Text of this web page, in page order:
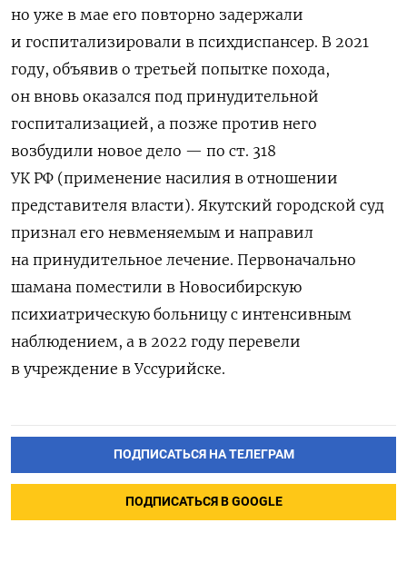
но уже в мае его повторно задержали
и госпитализировали в психдиспансер. В 2021
году, объявив о третьей попытке похода,
он вновь оказался под принудительной
госпитализацией, а позже против него
возбудили новое дело — по ст. 318
УК РФ (применение насилия в отношении
представителя власти). Якутский городской суд
признал его невменяемым и направил
на принудительное лечение. Первоначально
шамана поместили в Новосибирскую
психиатрическую больницу с интенсивным
наблюдением, а в 2022 году перевели
в учреждение в Уссурийске.
ПОДПИСАТЬСЯ НА ТЕЛЕГРАМ
ПОДПИСАТЬСЯ В GOOGLE